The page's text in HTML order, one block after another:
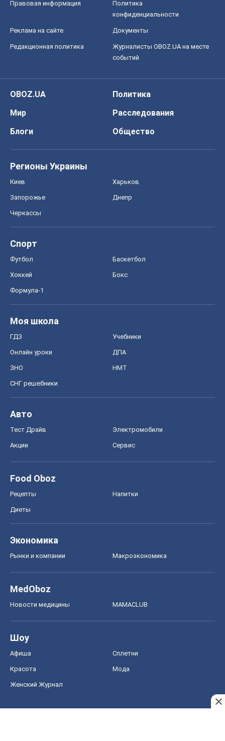
Правовая информация
Политика
конфиденциальности
Реклама на сайте Документы
Редакционная политика
Журналисты OBOZ.UA на месте
событий
OBOZ.UA
Политика
Мир
Расследования
Блоги
Общество
Регионы Украины
Киев Харьков
Запорожье Днепр
Черкассы
Спорт
Футбол Баскетбол
Хоккей Бокс
Формула-1
Моя школа
ГДЗ Учебники
Онлайн уроки ДПА
ЗНО НМТ
СНГ решебники
Авто
Тест Драйв Электромобили
Акции Сервис
Food Oboz
Рецепты Напитки
Диеты
Экономика
Рынки и компании Mакроэкономика
MedOboz
Новости медицины MAMACLUB
Шоу
Афиша Сплетни
Красота Мода
Женский Журнал